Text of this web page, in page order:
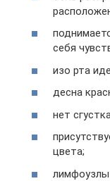
себя
изо рта
десна
нет
цвета;